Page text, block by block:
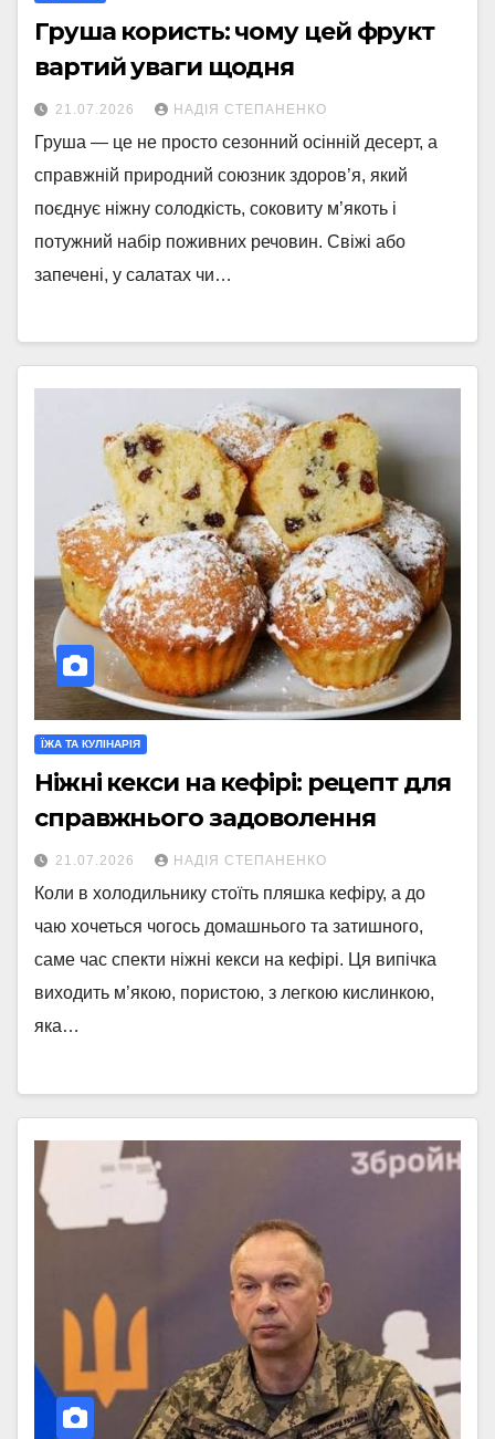
Груша користь: чому цей фрукт
вартий уваги щодня
21.07.2026 НАДІЯ СТЕПАНЕНКО
Груша — це не просто сезонний осінній десерт, а
справжній природний союзник здоров’я, який
поєднує ніжну солодкість, соковиту м’якоть і
потужний набір поживних речовин. Свіжі або
запечені, у салатах чи…
ЇЖА ТА КУЛІНАРІЯ
Ніжні кекси на кефірі: рецепт для
справжнього задоволення
21.07.2026 НАДІЯ СТЕПАНЕНКО
Коли в холодильнику стоїть пляшка кефіру, а до
чаю хочеться чогось домашнього та затишного,
саме час спекти ніжні кекси на кефірі. Ця випічка
виходить м’якою, пористою, з легкою кислинкою,
яка…